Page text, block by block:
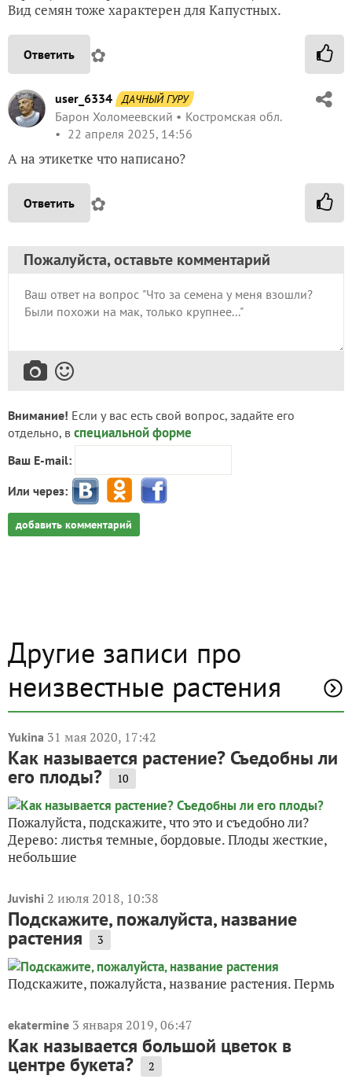
Вид семян тоже характерен для Капустных.
Ответить ✿
user_6334 ДАЧНЫЙ ГУРУ
Барон Холомеевский
Костромская обл.
22 апреля 2025, 14:56
А на этикетке что написано?
Ответить ✿
Пожалуйста, оставьте комментарий
Внимание! Если у вас есть свой вопрос, задайте его
отдельно, в специальной форме
Ваш E-mail:
Или через:
добавить комментарий
Другие записи про
неизвестные растения
Yukina 31 мая 2020, 17:42
Как называется растение? Съедобны ли
его плоды? 10
Пожалуйста, подскажите, что это и съедобно ли?
Дерево: листья темные, бордовые. Плоды жесткие,
небольшие
Juvishi 2 июля 2018, 10:38
Подскажите, пожалуйста, название
растения 3
Подскажите, пожалуйста, название растения. Пермь
ekatermine 3 января 2019, 06:47
Как называется большой цветок в
центре букета? 2